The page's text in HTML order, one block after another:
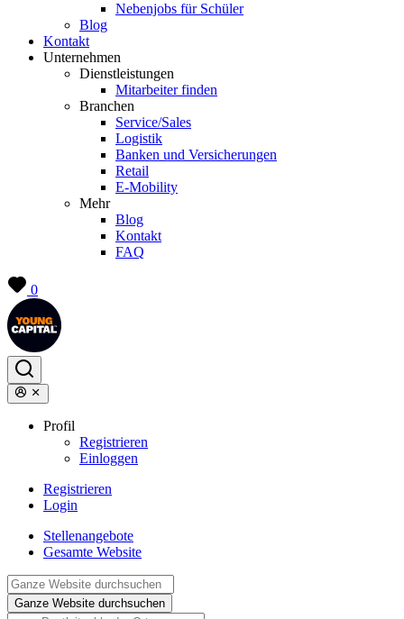
Nebenjobs für Schüler
Blog
Kontakt
Unternehmen
Dienstleistungen
Mitarbeiter finden
Branchen
Service/Sales
Logistik
Banken und Versicherungen
Retail
E-Mobility
Mehr
Blog
Kontakt
FAQ
0
Profil
Registrieren
Einloggen
Registrieren
Login
Stellenangebote
Gesamte Website